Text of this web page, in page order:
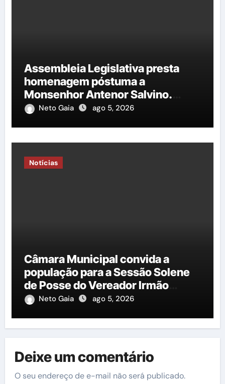
Assembleia Legislativa presta
homenagem póstuma a
Monsenhor Antenor Salvino.
Saiba mais!
Neto Gaia ago 5, 2026
Notícias
Câmara Municipal convida a
população para a Sessão Solene
de Posse do Vereador Irmão
Cícero
Neto Gaia ago 5, 2026
Deixe um comentário
O seu endereço de e-mail não será publicado.